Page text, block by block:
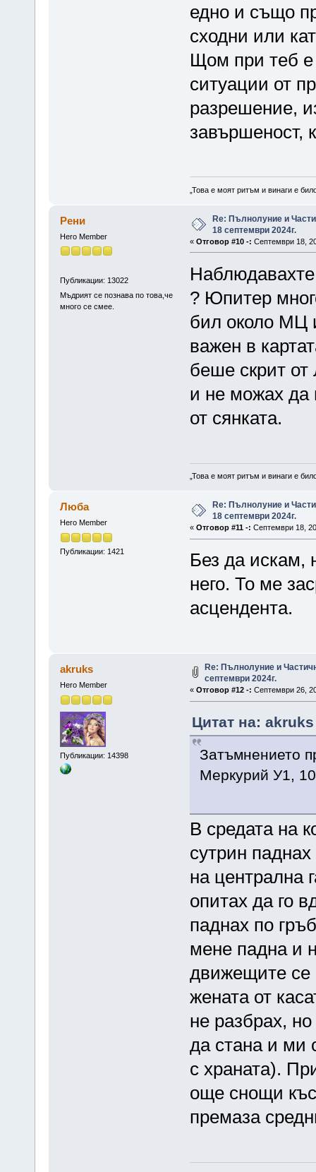
едно и също
сходни или
Щом при теб е
ситуации от
разрешение,
завършеност,
„Това е моят ритъм и винаги е
Рени
Hero Member
Публикации: 13022
Мъдрият се познава по това,че
много се смее.
Re: Пълнолуние и
18 септември 2024г.
« Отговор #10 -: Септември 18,
? Юпитер
бил около МЦ
важен в
беше скрит
и не можах да
от сянката.
„Това е моят ритъм и винаги е
Люба
Hero Member
Публикации: 1421
Re: Пълнолуние и
18 септември 2024г.
« Отговор #11 -: Септември 18,
Без да искам,
него. То ме
асцендента.
akruks
Hero Member
Публикации: 14398
Re: Пълнолуние и
септември 2024г.
« Отговор #12 -: Септември 26,
Цитат на:
Затъмнението
Меркурий У1,
В средата на
сутрин
на централна
опитах да го
паднах по
мене падна и
движещите се
жената от
не разбрах,
да стана и ми
с храната).
още снощи
премаза